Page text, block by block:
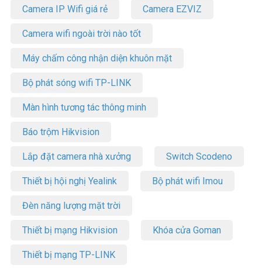
Camera IP Wifi giá rẻ Camera EZVIZ
Camera wifi ngoài trời nào tốt
Máy chấm công nhận diện khuôn mặt
Bộ phát sóng wifi TP-LINK
Màn hình tương tác thông minh
Báo trộm Hikvision
Lắp đặt camera nhà xưởng Switch Scodeno
Thiết bị hội nghị Yealink Bộ phát wifi Imou
Đèn năng lượng mặt trời
Thiết bị mạng Hikvision Khóa cửa Goman
Thiết bị mạng TP-LINK